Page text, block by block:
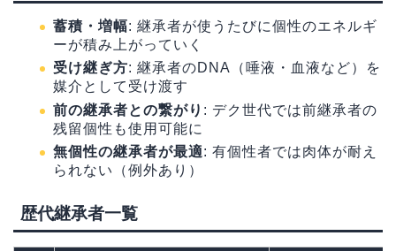
蓄積・増幅: 継承者が使うたびに個性のエネルギ
ーが積み上がっていく
受け継ぎ方: 継承者のDNA（唾液・血液など）を
媒介として受け渡す
前の継承者との繋がり : デク世代では前継承者の
残留個性も使用可能に
無個性の継承者が最適: 有個性者では肉体が耐え
られない（例外あり）
歴代継承者一覧